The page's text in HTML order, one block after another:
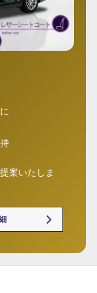
案いたしま